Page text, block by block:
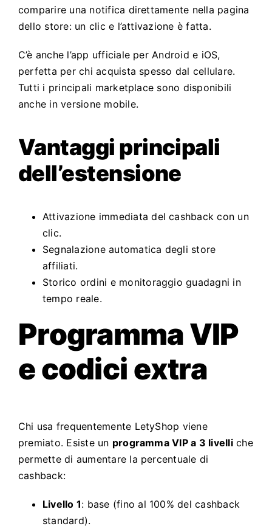
comparire una notifica direttamente nella pagina
dello store: un clic e l’attivazione è fatta.
C’è anche l’app ufficiale per Android e iOS,
perfetta per chi acquista spesso dal cellulare.
Tutti i principali marketplace sono disponibili
anche in versione mobile.
Vantaggi principali
dell’estensione
Attivazione immediata del cashback con un
clic.
Segnalazione automatica degli store
affiliati.
Storico ordini e monitoraggio guadagni in
tempo reale.
Programma VIP
e codici extra
Chi usa frequentemente LetyShop viene
premiato. Esiste un programma VIP a 3 livelliche
permette di aumentare la percentuale di
cashback:
Livello 1: base (fino al 100% del cashback
standard).